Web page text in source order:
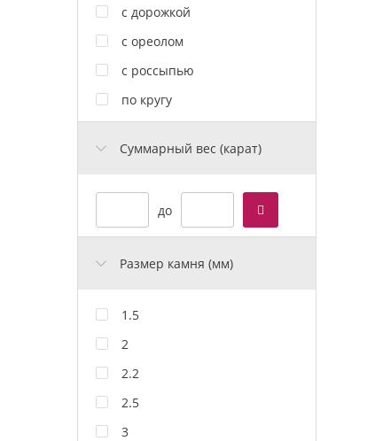
с дорожкой
с ореолом
с россыпью
по кругу
Cуммарный вес (карат)
до
Размер камня (мм)
1.5
2
2.2
2.5
3